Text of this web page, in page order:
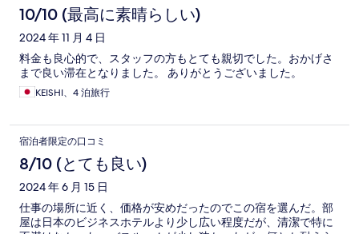
10/10 (最高に素晴らしい)
2024 年 11 月 4 日
料金も良心的で、スタッフの方もとても親切でした。おかげさ
まで良い滞在となりました。 ありがとうございました。
KEISHI、4 泊旅行
宿泊者限定の口コミ
8/10 (とても良い)
2024 年 6 月 15 日
仕事の場所に近く、価格が安めだったのでこの宿を選んだ。部
屋は日本のビジネスホテルより少し広い程度だが、清潔で特に